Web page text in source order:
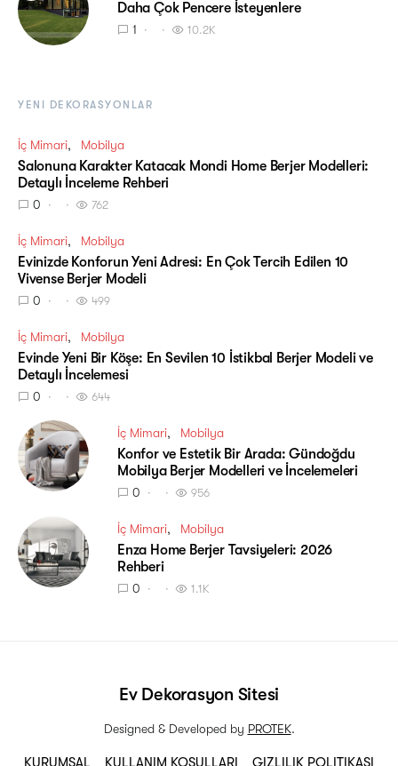
Daha Çok Pencere İsteyenlere
1 10.2K
YENI DEKORASYONLAR
İç Mimari Mobilya
Salonuna Karakter Katacak Mondi Home Berjer Modelleri:
Detaylı İnceleme Rehberi
0 762
İç Mimari Mobilya
Evinizde Konforun Yeni Adresi: En Çok Tercih Edilen 10
Vivense Berjer Modeli
0 499
İç Mimari Mobilya
Evinde Yeni Bir Köşe: En Sevilen 10 İstikbal Berjer Modeli ve
Detaylı İncelemesi
0 644
İç Mimari Mobilya
Konfor ve Estetik Bir Arada: Gündoğdu
Mobilya Berjer Modelleri ve İncelemeleri
0 956
İç Mimari Mobilya
Enza Home Berjer Tavsiyeleri: 2026
Rehberi
0 1.1K
KURUMSAL KULLANIM KOŞULLARI GIZLILIK POLITIKASI
Ev Dekorasyon Sitesi
Designed & Developed by PROTEK.